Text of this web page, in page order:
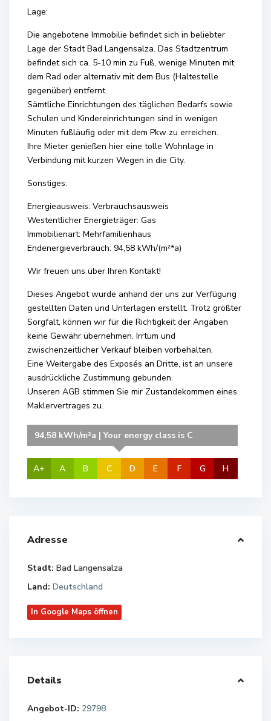
Lage:
Die angebotene Immobilie befindet sich in beliebter
Lage der Stadt Bad Langensalza. Das Stadtzentrum
befindet sich ca. 5-10 min zu Fuß, wenige Minuten mit
dem Rad oder alternativ mit dem Bus (Haltestelle
gegenüber) entfernt.
Sämtliche Einrichtungen des täglichen Bedarfs sowie
Schulen und Kindereinrichtungen sind in wenigen
Minuten fußläufig oder mit dem Pkw zu erreichen.
Ihre Mieter genießen hier eine tolle Wohnlage in
Verbindung mit kurzen Wegen in die City.
Sonstiges:
Energieausweis: Verbrauchsausweis
Westentlicher Energieträger: Gas
Immobilienart: Mehrfamilienhaus
Endenergieverbrauch: 94,58 kWh/(m²*a)
Wir freuen uns über Ihren Kontakt!
Dieses Angebot wurde anhand der uns zur Verfügung
gestellten Daten und Unterlagen erstellt. Trotz größter
Sorgfalt, können wir für die Richtigkeit der Angaben
keine Gewähr übernehmen. Irrtum und
zwischenzeitlicher Verkauf bleiben vorbehalten.
Eine Weitergabe des Exposés an Dritte, ist an unsere
ausdrückliche Zustimmung gebunden.
Unseren AGB stimmen Sie mir Zustandekommen eines
Maklervertrages zu.
A+ A B
94,58 kWh/m²a | Your energy class is C
C D E F G H
Adresse
Stadt: Bad Langensalza
Land: Deutschland
In Google Maps öffnen
Details
Angebot-ID: 29798